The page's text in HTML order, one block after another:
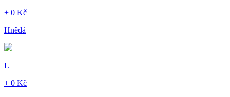
+ 0 Kč
Hnědá
L
+ 0 Kč